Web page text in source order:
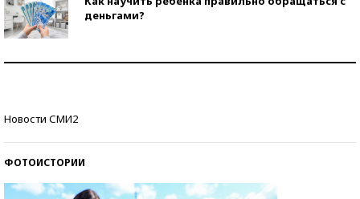
деньгами?
Новости СМИ2
ФОТОИСТОРИИ